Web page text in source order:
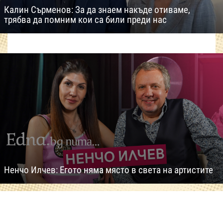
Калин Сърменов: За да знаем накъде отиваме,
трябва да помним кои са били преди нас
Ненчо Илчев: Егото няма място в света на артистите